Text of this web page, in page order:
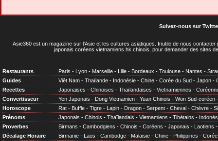
Suivez-nous sur
Asie360 est un magazine sur l'Asie et les cultures asiatiques . Inutile de nous
japonais coréens vietnamiens hk chinois, pour demander des sites
Restaurants Paris - Lyon - Marseille - Lille - Bordeaux - Toulouse - Nantes -
Guides
Viêt Nam - Thaïlande - Indonésie - Chine - Corée du Sud - Japon -
Recettes
Japonaises - Chinoises - Thaïlandaises - Vietnamiennes -
Convertisseur
Yen Japonais - Dong Vietnamien - Yuan Chinois - Won Sud-coréen
Horoscope
Rat - Buffle - Tigre - Lapin - Dragon - Serpent - Cheval - Chèvre -
Prénoms
Japonais - Chinois - Thaïlandais - Vietnamiens - Tibétains -
Proverbes
Birmans - Cambodgiens - Chinois - Coréens - Japonais - Laotiens
Décalage Horaire
Birmanie - Laos - Cambodge - Malaisie - Chine - Philippines - Corée